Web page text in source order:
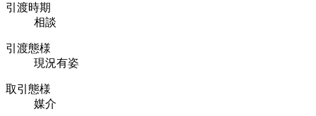
引渡時期
相談
引渡態様
現況有姿
取引態様
媒介